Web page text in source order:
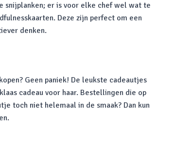
snijplanken; er is voor elke chef wel wat te
Deze zijn perfect om een
denken.
Geen paniek! De leukste cadeautjes
cadeau voor haar. Bestellingen die op
toch niet helemaal in de smaak? Dan kun